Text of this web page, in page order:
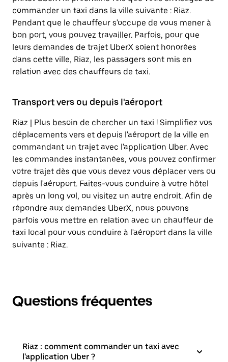
commander un taxi dans la ville suivante : Riaz.
Pendant que le chauffeur s'occupe de vous mener à
bon port, vous pouvez travailler. Parfois, pour que
leurs demandes de trajet UberX soient honorées
dans cette ville, Riaz, les passagers sont mis en
relation avec des chauffeurs de taxi.
Transport vers ou depuis l'aéroport
Riaz | Plus besoin de chercher un taxi ! Simplifiez vos
déplacements vers et depuis l'aéroport de la ville en
commandant un trajet avec l'application Uber. Avec
les commandes instantanées, vous pouvez confirmer
votre trajet dès que vous devez vous déplacer vers ou
depuis l'aéroport. Faites-vous conduire à votre hôtel
après un long vol, ou visitez un autre endroit. Afin de
répondre aux demandes UberX, nous pouvons
parfois vous mettre en relation avec un chauffeur de
taxi local pour vous conduire à l'aéroport dans la ville
suivante : Riaz.
Questions fréquentes
Riaz : comment commander un taxi avec
l'application Uber ?